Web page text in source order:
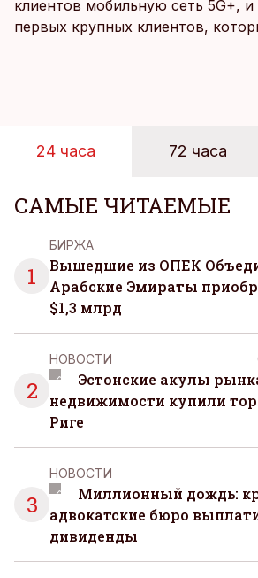
клиентов мобильную сеть 5G+,
первых крупных клиентов,
24 часа 72 часа
САМЫЕ ЧИТАЕМЫЕ
1
БИРЖА
Вышедшие из ОПЕК
Арабские Эмираты
$1,3 млрд
2
НОВОСТИ
Эстонские акулы
недвижимости купили
Риге
3
НОВОСТИ
Миллионный дождь:
адвокатские бюро
дивиденды